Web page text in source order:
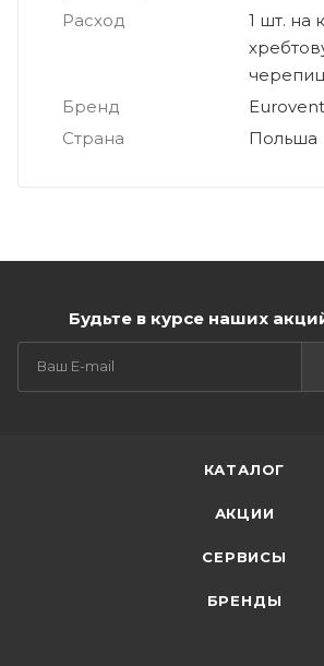
Расход
1 шт. на
Бренд
Eurovent
Страна
Польша
Будьте в курсе наших
КАТАЛОГ
АКЦИИ
СЕРВИСЫ
БРЕНДЫ